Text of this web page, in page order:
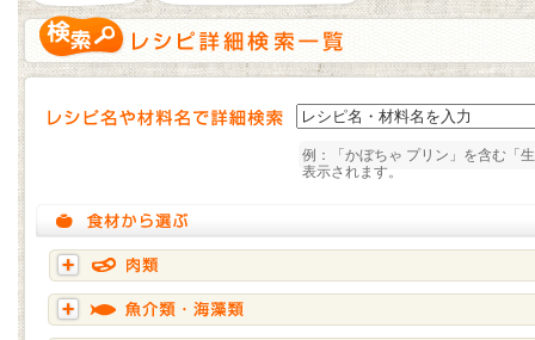
例：「かぼちゃ プリン」を含む「
表示されます。